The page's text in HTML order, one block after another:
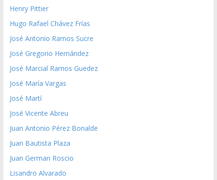
Henry Pittier
Hugo Rafael Chávez Frías
José Antonio Ramos Sucre
José Gregorio Hernández
José Marcial Ramos Guedez
José María Vargas
José Martí
José Vicente Abreu
Juan Antonio Pérez Bonalde
Juan Bautista Plaza
Juan German Roscio
Lisandro Alvarado